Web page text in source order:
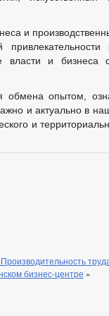
УСЛУГАМ
ГРАЖДАН
ПОРЯДОК
и
власти и бизнеса
опытом,
и актуально в
и
бизнес-центре »